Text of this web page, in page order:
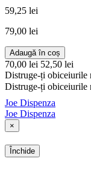
59,25 lei
79,00 lei
Adaugă în coș
70,00 lei 52,50 lei
Distruge-ți obiceiurile
Distruge-ți obiceiurile
Joe Dispenza
Joe Dispenza
×
Închide